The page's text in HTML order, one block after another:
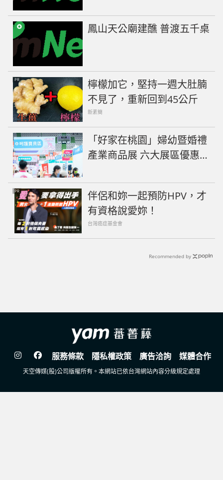
鳳山天公廟建醮 普渡五千桌
PR
檸檬加它，堅持一週大肚腩
不見了，重新回到45公斤
新素簡
「好家在桃園」婦幼暨婚禮
產業商品展 六大展區優惠登
PR
伴侶和妳一起預防HPV，才
有資格說愛妳！
台灣癌症基金會
Recommended by
服務條款 隱私權政策 廣告洽詢 媒體合作
天空傳媒(股)公司版權所有。本網站已依台灣網站內容分級規定處理